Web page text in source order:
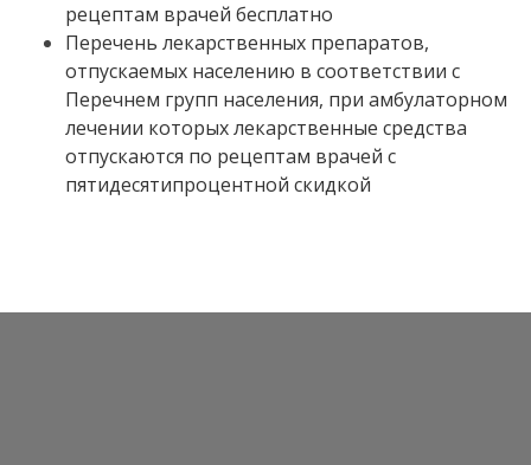
рецептам врачей бесплатно
Перечень лекарственных препаратов,
отпускаемых населению в соответствии с
Перечнем групп населения, при амбулаторном
лечении которых лекарственные средства
отпускаются по рецептам врачей с
пятидесятипроцентной скидкой